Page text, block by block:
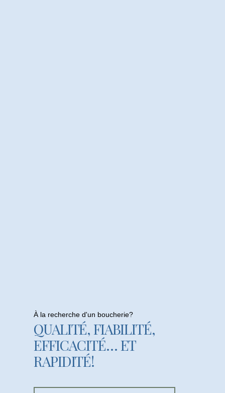
À la recherche d'un boucherie?
QUALITÉ, FIABILITÉ,
EFFICACITÉ… ET
RAPIDITÉ!